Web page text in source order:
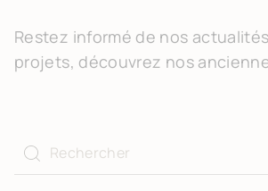
Restez informé de nos
projets, découvrez nos
Effectuer une recherche